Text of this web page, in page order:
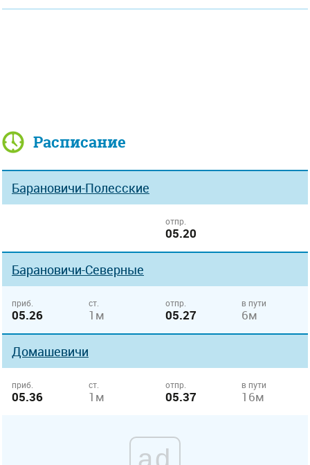
Расписание
Барановичи-Полесские
отпр.
05.20
Барановичи-Северные
приб.
05.26
ст.
1м
отпр.
05.27
в пути
6м
Домашевичи
приб.
05.36
ст.
1м
отпр.
05.37
в пути
16м
ad